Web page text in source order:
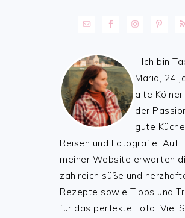
Ich bin
Maria, 24
alte
der
gute
Reisen und Fotografie. Auf
meiner Website erwarten
zahlreich süße und
Rezepte sowie Tipps und
für das perfekte Foto. Viel